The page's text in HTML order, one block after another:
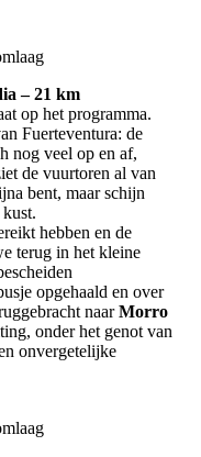
– 21 km
op het programma.
Fuerteventura: de
nog veel op en af,
de vuurtoren al van
bent, maar schijn
hebben en de
terug in het kleine
opgehaald en over
naarMorro
onder het genot van
onvergetelijke